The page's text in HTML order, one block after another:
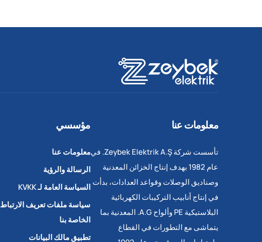
معلومات عنا
تأسست شركة Zeybek Elektrik A.Ş. في
عام 1982 بهدف إنتاج الخزائن المعدنية
وصناديق الوصلات وقواعد العدادات، بدأت
في إنتاج أنابيب التركيبات الكهربائية
البلاستيكية PE وألواح A.G. المعدنية بما
يتماشى مع التطورات في القطاع
مؤسسي
معلومات عنا
الرسالة والرؤية
السياسة العامة لـ KVKK
سياسة ملفات تعريف الارتباط
الخاصة بنا
تطبيق مالك البيانات